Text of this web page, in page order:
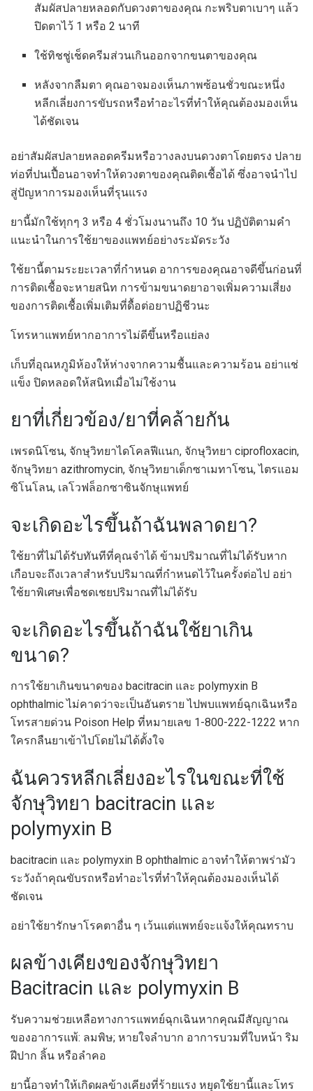
สัมผัสปลายหลอดกับดวงตาของคุณ กะพริบตาเบาๆ แล้ว
ปิดตาไว้ 1 หรือ 2 นาที
ใช้ทิชชู่เช็ดครีมส่วนเกินออกจากขนตาของคุณ
หลังจากลืมตา คุณอาจมองเห็นภาพซ้อนชั่วขณะหนึ่ง
หลีกเลี่ยงการขับรถหรือทำอะไรที่ทำให้คุณต้องมองเห็น
ได้ชัดเจน
อย่าสัมผัสปลายหลอดครีมหรือวางลงบนดวงตาโดยตรง ปลาย
ท่อที่ปนเปื้อนอาจทำให้ดวงตาของคุณติดเชื้อได้ ซึ่งอาจนำไป
สู่ปัญหาการมองเห็นที่รุนแรง
ยานี้มักใช้ทุกๆ 3 หรือ 4 ชั่วโมงนานถึง 10 วัน ปฏิบัติตามคำ
แนะนำในการใช้ยาของแพทย์อย่างระมัดระวัง
ใช้ยานี้ตามระยะเวลาที่กำหนด อาการของคุณอาจดีขึ้นก่อนที่
การติดเชื้อจะหายสนิท การข้ามขนาดยาอาจเพิ่มความเสี่ยง
ของการติดเชื้อเพิ่มเติมที่ดื้อต่อยาปฏิชีวนะ
โทรหาแพทย์หากอาการไม่ดีขึ้นหรือแย่ลง
เก็บที่อุณหภูมิห้องให้ห่างจากความชื้นและความร้อน อย่าแช่
แข็ง ปิดหลอดให้สนิทเมื่อไม่ใช้งาน
ยาที่เกี่ยวข้อง/ยาที่คล้ายกัน
เพรดนิโซน, จักษุวิทยาไดโคลฟีแนก, จักษุวิทยา ciprofloxacin,
จักษุวิทยา azithromycin, จักษุวิทยาเด็กซาเมทาโซน, ไตรแอม
ซิโนโลน, เลโวฟล็อกซาซินจักษุแพทย์
จะเกิดอะไรขึ้นถ้าฉันพลาดยา?
ใช้ยาที่ไม่ได้รับทันทีที่คุณจำได้ ข้ามปริมาณที่ไม่ได้รับหาก
เกือบจะถึงเวลาสำหรับปริมาณที่กำหนดไว้ในครั้งต่อไป อย่า
ใช้ยาพิเศษเพื่อชดเชยปริมาณที่ไม่ได้รับ
จะเกิดอะไรขึ้นถ้าฉันใช้ยาเกิน
ขนาด?
การใช้ยาเกินขนาดของ bacitracin และ polymyxin B
ophthalmic ไม่คาดว่าจะเป็นอันตราย ไปพบแพทย์ฉุกเฉินหรือ
โทรสายด่วน Poison Help ที่หมายเลข 1-800-222-1222 หาก
ใครกลืนยาเข้าไปโดยไม่ได้ตั้งใจ
ฉันควรหลีกเลี่ยงอะไรในขณะที่ใช้
จักษุวิทยา bacitracin และ
polymyxin B
bacitracin และ polymyxin B ophthalmic อาจทำให้ตาพร่ามัว
ระวังถ้าคุณขับรถหรือทำอะไรที่ทำให้คุณต้องมองเห็นได้
ชัดเจน
อย่าใช้ยารักษาโรคตาอื่น ๆ เว้นแต่แพทย์จะแจ้งให้คุณทราบ
ผลข้างเคียงของจักษุวิทยา
Bacitracin และ polymyxin B
รับความช่วยเหลือทางการแพทย์ฉุกเฉินหากคุณมีสัญญาณ
ของอาการแพ้: ลมพิษ; หายใจลำบาก อาการบวมที่ใบหน้า ริม
ฝีปาก ลิ้น หรือลำคอ
ยานี้อาจทำให้เกิดผลข้างเคียงที่ร้ายแรง หยุดใช้ยานี้และโทร